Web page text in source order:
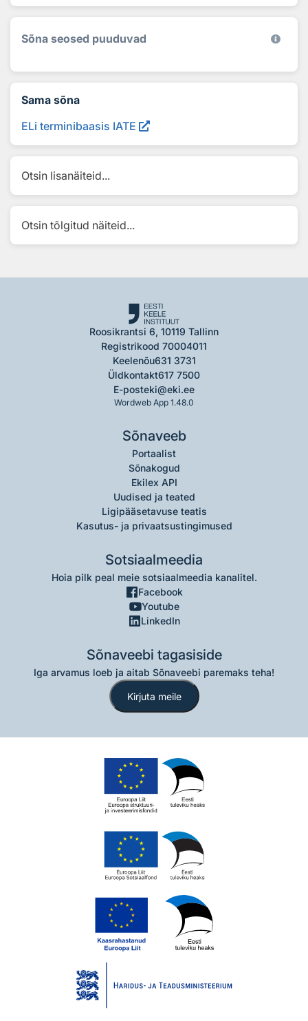
Sõna seosed puuduvad
Sama sõna
ELi terminibaasis IATE
Otsin lisanäiteid...
Otsin tõlgitud näiteid...
Roosikrantsi 6, 10119 Tallinn
Registrikood 70004011
Keelenõu631 3731
Üldkontakt617 7500
E-posteki@eki.ee
Wordweb App 1.48.0
Sõnaveeb
Portaalist
Sõnakogud
Ekilex API
Uudised ja teated
Ligipääsetavuse teatis
Kasutus- ja privaatsustingimused
Sotsiaalmeedia
Hoia pilk peal meie sotsiaalmeedia kanalitel.
Facebook
Youtube
LinkedIn
Sõnaveebi tagasiside
Iga arvamus loeb ja aitab Sõnaveebi paremaks teha!
Kirjuta meile